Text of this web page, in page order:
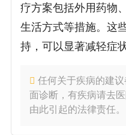
疗方案包括外用药物
生活方式等措施。这
持，可以显著减轻症
任何关于疾病的建
面诊断，有疾病请去
由此引起的法律责任。